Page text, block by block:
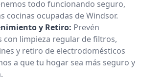
todo funcionando seguro,
cocinas ocupadas de Windsor.
y Retiro: Prevén
con limpieza regular de filtros,
y retiro de electrodomésticos
a que tu hogar sea más seguro y